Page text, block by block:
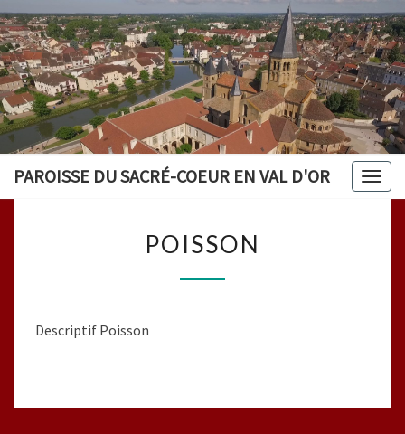
PAROISSE DU SACRÉ-COEUR EN VAL D'OR
POISSON
Descriptif Poisson